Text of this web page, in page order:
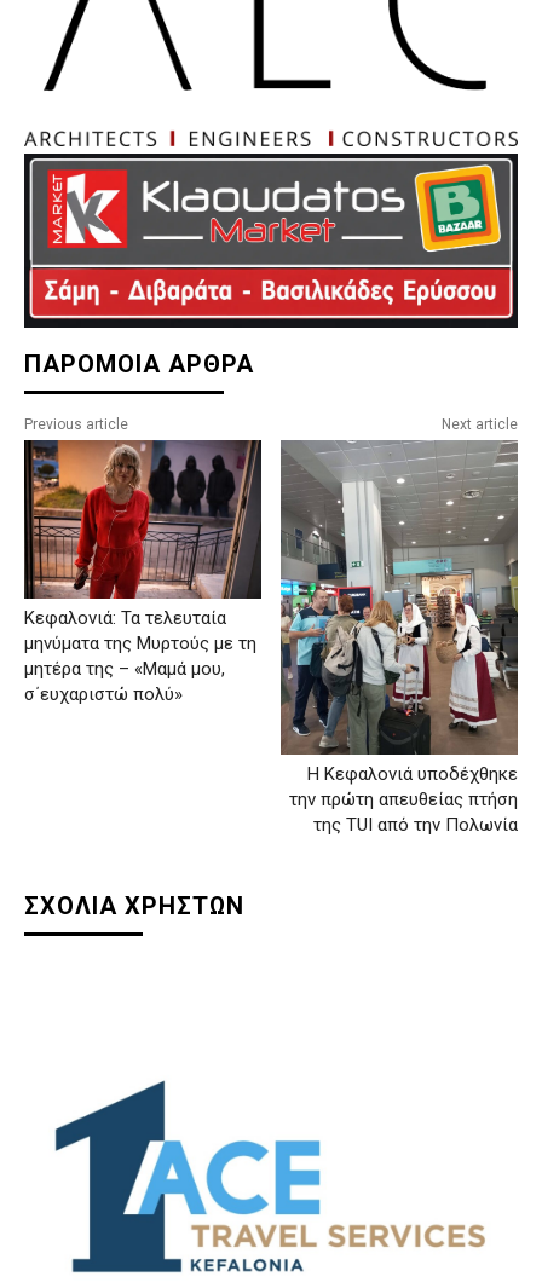
ΠΑΡΟΜΟΙΑ ΑΡΘΡΑ
Previous article
Κεφαλονιά: Τα τελευταία
μηνύματα της Μυρτούς με τη
μητέρα της – «Μαμά μου,
σ΄ευχαριστώ πολύ»
Next article
Η Κεφαλονιά υποδέχθηκε
την πρώτη απευθείας πτήση
της TUI από την Πολωνία
ΣΧΟΛΙΑ ΧΡΗΣΤΩΝ